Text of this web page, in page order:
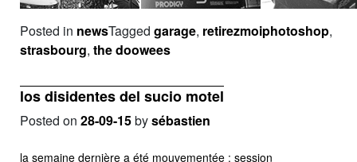
Posted in newsTagged garage, retirezmoiphotoshop,
strasbourg, the doowees
los disidentes del sucio motel
Posted on 28-09-15bysébastien
la semaine dernière a été mouvementée : session